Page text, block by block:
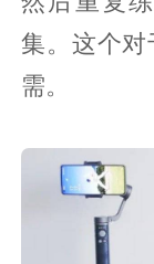
集。这个对
需。